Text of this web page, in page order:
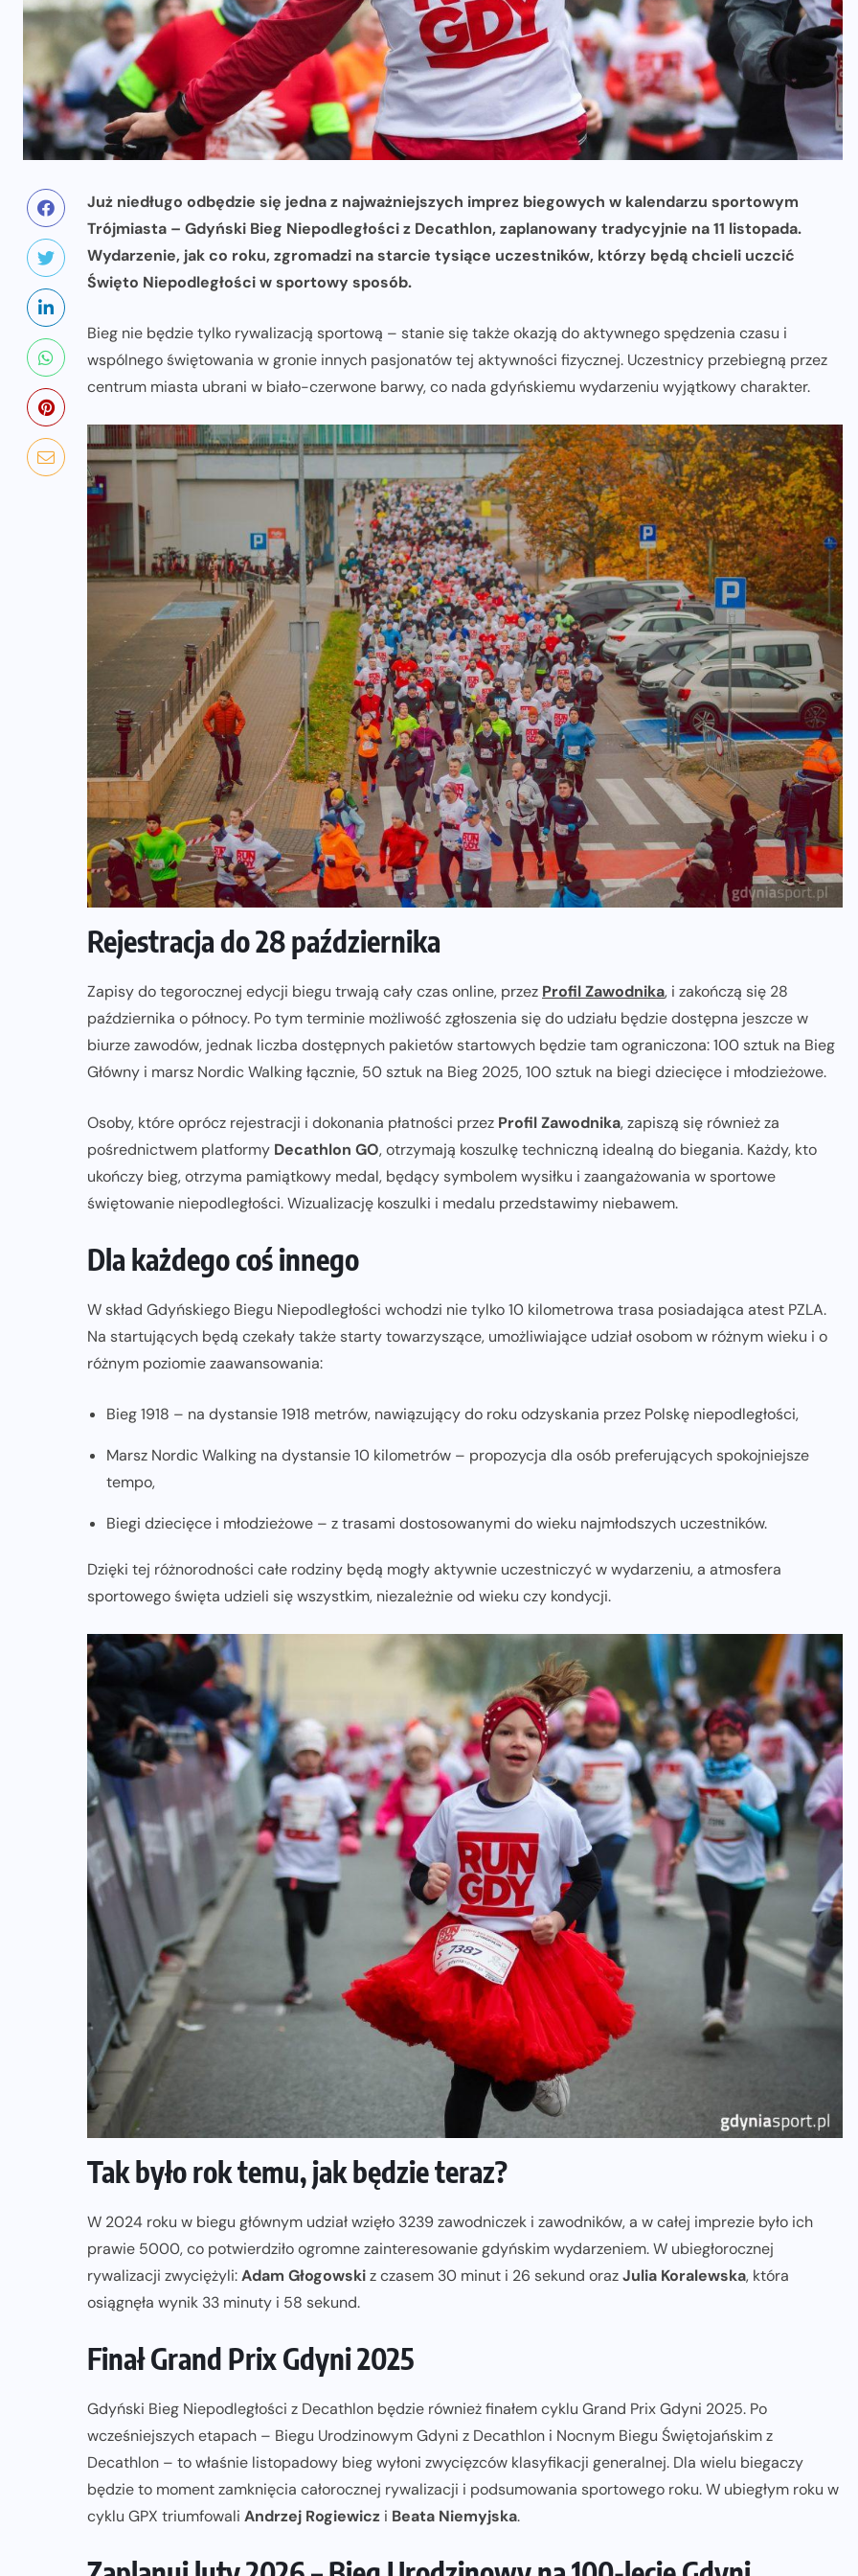
Już niedługo odbędzie się jedna z najważniejszych imprez biegowych w kalendarzu sportowym
Trójmiasta – Gdyński Bieg Niepodległości z Decathlon, zaplanowany tradycyjnie na 11 listopada.
Wydarzenie, jak co roku, zgromadzi na starcie tysiące uczestników, którzy będą chcieli uczcić
Święto Niepodległości w sportowy sposób.
Bieg nie będzie tylko rywalizacją sportową – stanie się także okazją do aktywnego spędzenia czasu i
wspólnego świętowania w gronie innych pasjonatów tej aktywności fizycznej. Uczestnicy przebiegną przez
centrum miasta ubrani w biało-czerwone barwy, co nada gdyńskiemu wydarzeniu wyjątkowy charakter.
Rejestracja do 28 października
Zapisy do tegorocznej edycji biegu trwają cały czas online, przez Profil Zawodnika, i zakończą się 28
października o północy. Po tym terminie możliwość zgłoszenia się do udziału będzie dostępna jeszcze w
biurze zawodów, jednak liczba dostępnych pakietów startowych będzie tam ograniczona: 100 sztuk na Bieg
Główny i marsz Nordic Walking łącznie, 50 sztuk na Bieg 2025, 100 sztuk na biegi dziecięce i młodzieżowe.
Osoby, które oprócz rejestracji i dokonania płatności przez Profil Zawodnika, zapiszą się również za
pośrednictwem platformy Decathlon GO, otrzymają koszulkę techniczną idealną do biegania. Każdy, kto
ukończy bieg, otrzyma pamiątkowy medal, będący symbolem wysiłku i zaangażowania w sportowe
świętowanie niepodległości. Wizualizację koszulki i medalu przedstawimy niebawem.
Dla każdego coś innego
W skład Gdyńskiego Biegu Niepodległości wchodzi nie tylko 10 kilometrowa trasa posiadająca atest PZLA.
Na startujących będą czekały także starty towarzyszące, umożliwiające udział osobom w różnym wieku i o
różnym poziomie zaawansowania:
Bieg 1918 – na dystansie 1918 metrów, nawiązujący do roku odzyskania przez Polskę niepodległości,
Marsz Nordic Walking na dystansie 10 kilometrów – propozycja dla osób preferujących spokojniejsze
tempo,
Biegi dziecięce i młodzieżowe – z trasami dostosowanymi do wieku najmłodszych uczestników.
Dzięki tej różnorodności całe rodziny będą mogły aktywnie uczestniczyć w wydarzeniu, a atmosfera
sportowego święta udzieli się wszystkim, niezależnie od wieku czy kondycji.
Tak było rok temu, jak będzie teraz?
W 2024 roku w biegu głównym udział wzięło 3239 zawodniczek i zawodników, a w całej imprezie było ich
prawie 5000, co potwierdziło ogromne zainteresowanie gdyńskim wydarzeniem. W ubiegłorocznej
rywalizacji zwyciężyli:Adam Głogowskiz czasem 30 minut i 26 sekund orazJulia Koralewska, która
osiągnęła wynik 33 minuty i 58 sekund.
Finał Grand Prix Gdyni 2025
Gdyński Bieg Niepodległości z Decathlon będzie również finałem cyklu Grand Prix Gdyni 2025. Po
wcześniejszych etapach – Biegu Urodzinowym Gdyni z Decathlon i Nocnym Biegu Świętojańskim z
Decathlon – to właśnie listopadowy bieg wyłoni zwycięzców klasyfikacji generalnej. Dla wielu biegaczy
będzie to moment zamknięcia całorocznej rywalizacji i podsumowania sportowego roku. W ubiegłym roku w
cyklu GPX triumfowali Andrzej Rogiewicz i Beata Niemyjska.
NADCHODZĄCE IMPREZY WYDARZENIA
ZAPOWIEDZI IMPREZ
Warszawskiego odkryta.
stworzony do szybkiego biegania
05-08-2026